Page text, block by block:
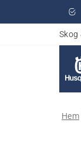
Skog
Hem